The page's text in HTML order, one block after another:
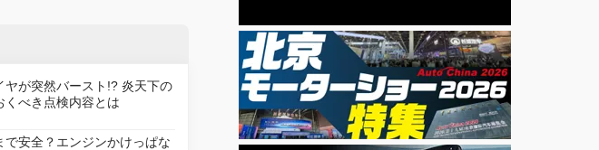
ヤが突然バースト!? 炎天下の
くべき点検内容とは
安全？エンジンかけっぱな